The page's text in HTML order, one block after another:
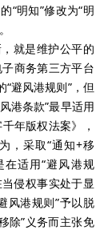
“明知”修改为“明
就是维护公平的
商务第三方平台
避风港规则”，但
港条款”最早适用
年版权法案》，
，采取“通知+移
适用“避风港规
侵权事实处于显
风港规则”予以脱
除”义务而主张免